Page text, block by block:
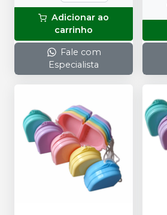
Adicionar ao
carrinho
Fale com
Especialista